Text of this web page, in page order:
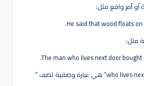
He said that wood floats on
The man who lives next door bought
لاحظ أن عبارة ” who lives next door” هي عبارة وصفية تصف ”